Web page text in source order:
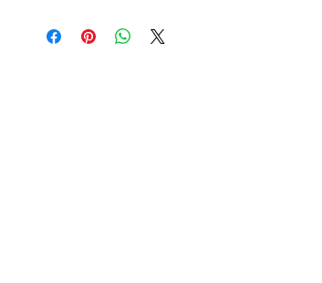
posto per aggiungere ulteriori informazioni sul